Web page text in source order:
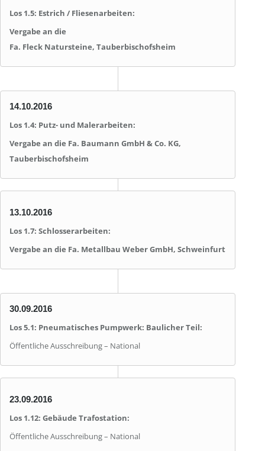
Los 1.5: Estrich / Fliesenarbeiten:
Vergabe an die
Fa. Fleck Natursteine, Tauberbischofsheim
14.10.2016
Los 1.4: Putz- und Malerarbeiten:
Vergabe an die Fa. Baumann GmbH & Co. KG,
Tauberbischofsheim
13.10.2016
Los 1.7: Schlosserarbeiten:
Vergabe an die Fa. Metallbau Weber GmbH, Schweinfurt
30.09.2016
Los 5.1: Pneumatisches Pumpwerk: Baulicher Teil:
Öffentliche Ausschreibung – National
23.09.2016
Los 1.12: Gebäude Trafostation:
Öffentliche Ausschreibung – National